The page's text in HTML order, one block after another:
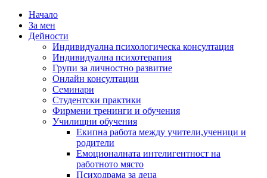
Начало
За мен
Дейности
Индивидуална психологическа консултация
Индивидуална психотерапия
Групи за личностно развитие
Онлайн консултации
Семинари
Студентски практики
Фирмени тренинги и обучения
Училищни обучения
Екипна работа между учители,ученици и
родители
Емоционалната интелигентност на
работното място
Психодрама за деца